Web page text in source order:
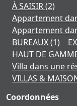
À SAISIR(2)
Appartement
Appartement
BUREAUX(1)
HAUT DE
Villa dans une
VILLAS &
Coordonnées